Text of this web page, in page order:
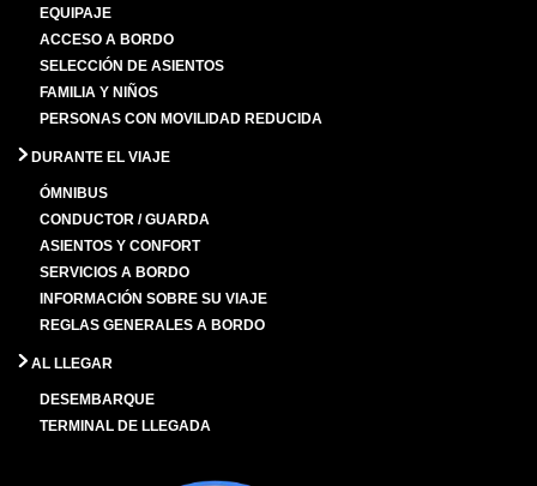
EQUIPAJE
ACCESO A BORDO
SELECCIÓN DE ASIENTOS
FAMILIA Y NIÑOS
PERSONAS CON MOVILIDAD REDUCIDA
DURANTE EL VIAJE
ÓMNIBUS
CONDUCTOR / GUARDA
ASIENTOS Y CONFORT
SERVICIOS A BORDO
INFORMACIÓN SOBRE SU VIAJE
REGLAS GENERALES A BORDO
AL LLEGAR
DESEMBARQUE
TERMINAL DE LLEGADA